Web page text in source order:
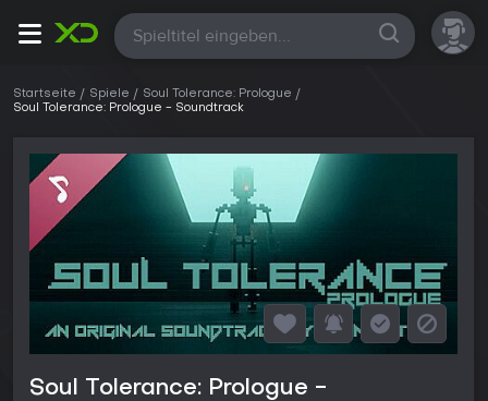
Alle
Startseite Spiele
Soul Tolerance: Prologue
Soul Tolerance: Prologue - Soundtrack
Soul Tolerance: Prologue -